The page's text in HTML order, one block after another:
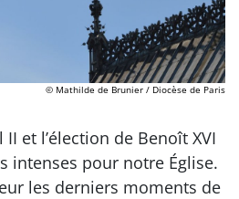
© Mathilde de Brunier / Diocèse de Paris
II et l’élection de Benoît XVI
intenses pour notre Église.
les derniers moments de